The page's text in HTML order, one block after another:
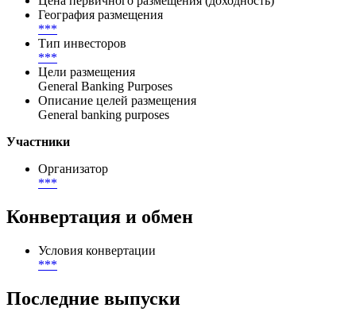
География размещения
***
Тип инвесторов
***
Цели размещения
General Banking Purposes
Описание целей размещения
General banking purposes
Участники
Организатор
***
Конвертация и обмен
Условия конвертации
***
Последние выпуски